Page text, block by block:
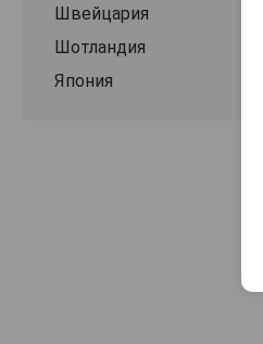
Швейцария
Шотландия
Япония